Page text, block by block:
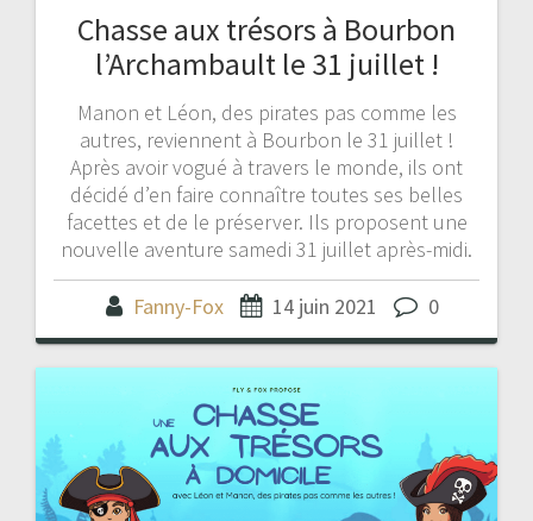
Chasse aux trésors à Bourbon
l’Archambault le 31 juillet !
Manon et Léon, des pirates pas comme les
autres, reviennent à Bourbon le 31 juillet !
Après avoir vogué à travers le monde, ils ont
décidé d’en faire connaître toutes ses belles
facettes et de le préserver. Ils proposent une
nouvelle aventure samedi 31 juillet après-midi.
Fanny-Fox 14 juin 2021 0